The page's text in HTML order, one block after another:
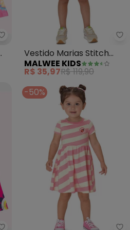
Kyly - Vestido Infantil Menina
Vestido Marias Stitch
(Rosê)
MALWEE KIDS
R$ 35,97R$ 119,90
-50%